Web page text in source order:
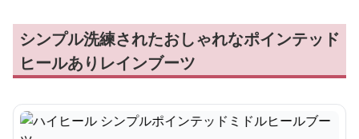
シンプル洗練されたおしゃれなポインテッド
ヒールありレインブーツ